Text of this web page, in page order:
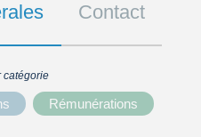
Contact
catégorie
Rémunérations